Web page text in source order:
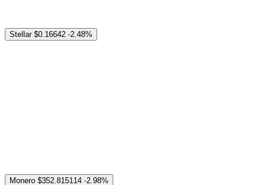
Stellar $0.16642 -2.48%
Monero $352.815114 -2.98%